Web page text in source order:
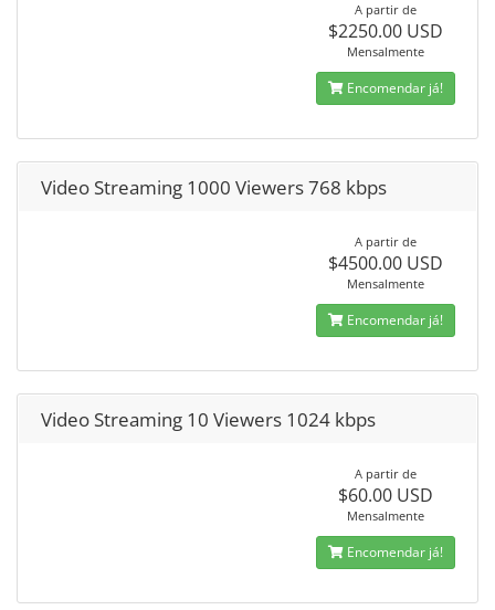
A partir de
$2250.00 USD
Mensalmente
Encomendar já!
Video Streaming 1000 Viewers 768 kbps
A partir de
$4500.00 USD
Mensalmente
Encomendar já!
Video Streaming 10 Viewers 1024 kbps
A partir de
$60.00 USD
Mensalmente
Encomendar já!